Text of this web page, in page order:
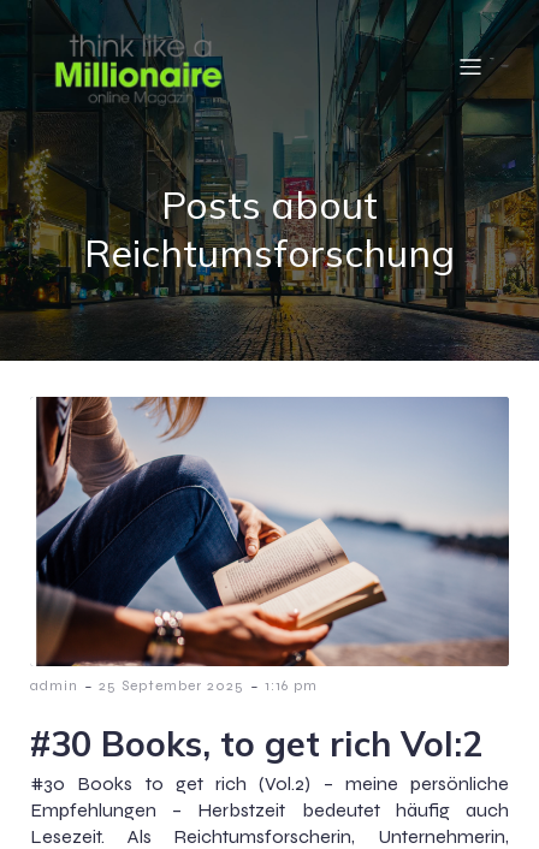
Posts about
Reichtumsforschung
admin - 25 September 2025 - 1:16 pm
#30 Books, to get rich Vol:2
#30 Books to get rich (Vol.2) – meine persönliche
Empfehlungen – Herbstzeit bedeutet häufig auch
Lesezeit. Als Reichtumsforscherin, Unternehmerin,